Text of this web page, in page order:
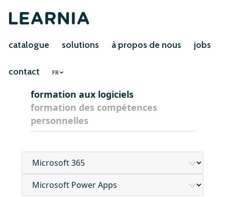
catalogue solutions à propos de nous jobs
contact FR
formation aux logiciels
formation des compétences
personnelles